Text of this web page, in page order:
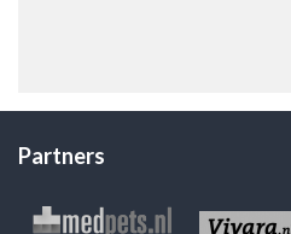
Partners